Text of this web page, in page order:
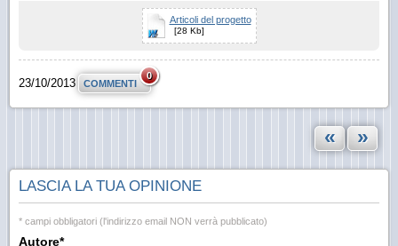
Articoli del progetto
[28 Kb]
23/10/2013 COMMENTI
0
« »
LASCIA LA TUA OPINIONE
* campi obbligatori (l'indirizzo email NON verrà pubblicato)
Autore*